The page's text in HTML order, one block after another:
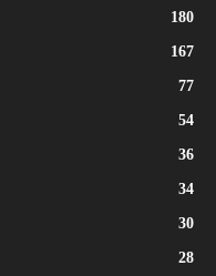
180
167
77
54
36
34
30
28